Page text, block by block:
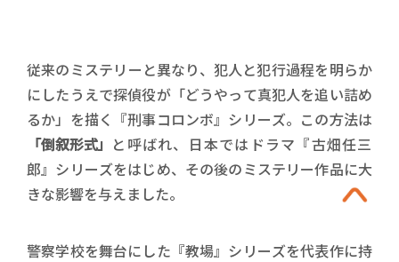
従来のミステリーと異なり、犯人と犯行過程を明らか
にしたうえで探偵役が「どうやって真犯人を追い詰め
るか」を描く『刑事コロンボ』シリーズ。この方法は
「倒叙形式」 と呼ばれ、日本ではドラマ『古畑任三
郎』シリーズをはじめ、その後のミステリー作品に大
きな影響を与えました。
警察学校を舞台にした『教場』シリーズを代表作に持